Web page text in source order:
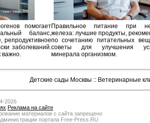
помогает
баланс,
репродуктивное
заболеваний.
важно.
Правильное питание при
железа: лучшие продукты,
по сочетанию питательных
советы для улучшения
минерала организмом.
Детские сады Москвы :: Ветеринарные
2026
Реклама на сайте
материалов с сайта запрещено
портала Free-Press.RU